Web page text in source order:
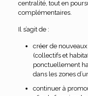
centralité, tout en
complémentaires.
Il s’agit de :
créer de
(collectifs et
ponctuellement
dans les zones
continuer à